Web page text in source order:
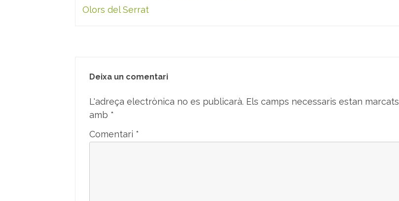
Olors del Serrat
Deixa un comentari
L'adreça electrònica no es publicarà. Els camps necessaris estan marcats
amb *
Comentari *